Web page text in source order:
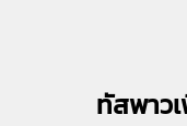
ทัสพาว